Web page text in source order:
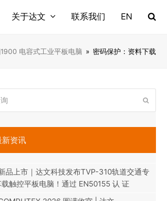
关于达文 联系我们 EN
电容式工业平板电脑 » 密码保护：资料下载
新资讯
品上市｜达文科技发布TVP-310轨道交通专
载触控平板电脑！通过 EN50155 认 证